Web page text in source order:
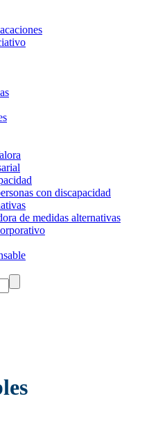
con discapacidad
de medidas alternativas